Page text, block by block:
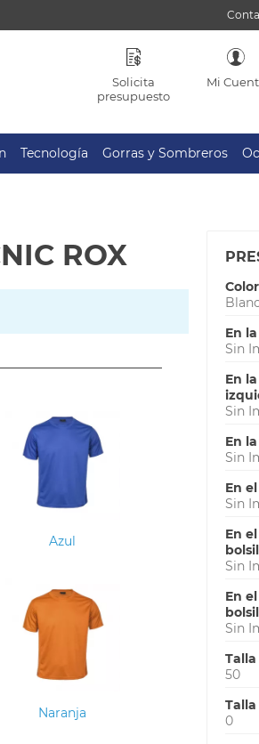
Solicita
presupuesto
Mi
Tecnología Gorras y Sombreros
ROX
Azul
Naranja
Color
En
Sin
En
Sin
En
Sin
En
Sin
En
Sin
En
Sin
Talla
50
Talla
0